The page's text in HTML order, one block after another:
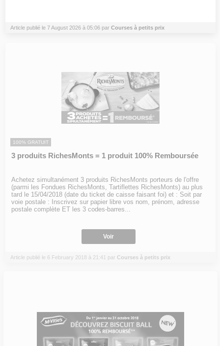
Article publié le 7 August 2026 à 05:06 par Courses à petits prix
100% GRATUIT
3 produits RichesMonts = 1 produit 100% Remboursée
Achetez simultanément 3 produits RichesMonts porteurs de l'offre
(parmi les Fondues RichesMonts, Tartiflettes RichesMonts) au plus
tard le 15/04/2018 (date du ticket de caisse faisant foi) et : Soit par
voie postale : Inscrivez sur papier libre vos nom, prénom, adresse
postale complète ET les 3 codes-barres...
Voir
Article publié le 6 February 2018 à 21:41 par Courses à petits prix